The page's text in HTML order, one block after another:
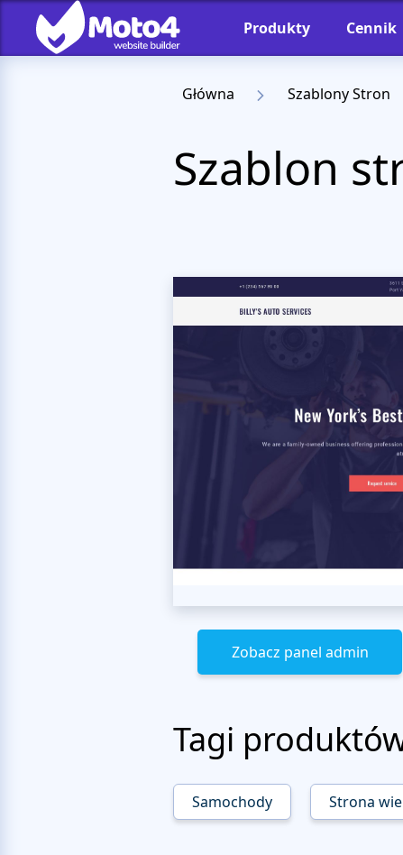
Produkty Cennik
Główna Szablony Stron
Szablon
Zobacz panel admin
Tagi
Samochody Strona